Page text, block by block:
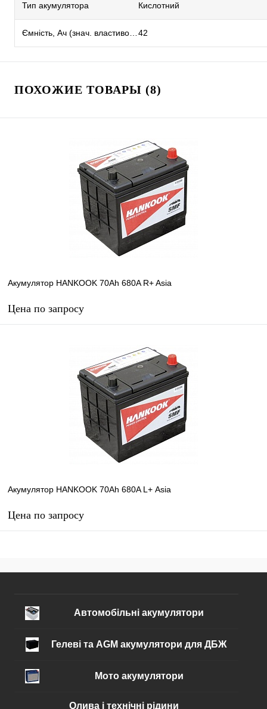
Тип акумулятора Кислотний
42
ПОХОЖИЕ ТОВАРЫ (8)
Акумулятор HANKOOK 70Ah 680A R+ Asia
Цена по запросу
Акумулятор HANKOOK 70Ah 680A L+ Аsia
Цена по запросу
Автомобільні акумулятори
Гелеві та AGM акумулятори для ДБЖ
Мото акумулятори
Олива і технічні рідини